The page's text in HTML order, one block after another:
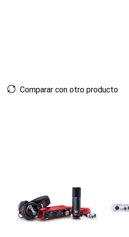
Comparar con otro producto